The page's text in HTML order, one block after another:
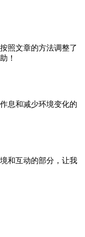
照文章的方法调整了
！
息和减少环境变化的
和互动的部分，让我